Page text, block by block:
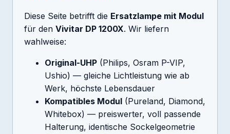
Diese Seite betrifft die Ersatzlampe mit Modul
für den Vivitar DP 1200X. Wir liefern
wahlweise:
Original-UHP (Philips, Osram P-VIP,
Ushio) — gleiche Lichtleistung wie ab
Werk, höchste Lebensdauer
Kompatibles Modul (Pureland, Diamond,
Whitebox) — preiswerter, voll passende
Halterung, identische Sockelgeometrie